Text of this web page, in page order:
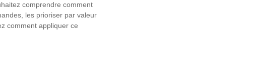
comprendre comment
les prioriser par valeur
comment appliquer ce